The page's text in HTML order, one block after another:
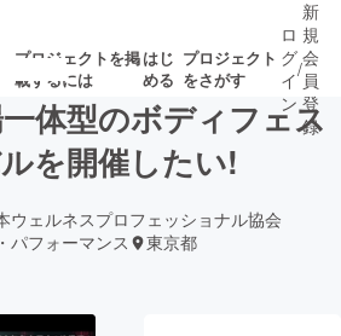
プロジェクトを掲
載するには
はじ
める
プロジェクト
をさがす
の新着プロ
クト
募集終了が近いプ
ロジェクト
もうすぐ公開
されます
真
ロ
グ
イ
ン
/
新
規
会
員
登
録
体型のボディフェス
を開催したい!
ウェルネスプロフェッショナル協会
パフォーマンス
東京都